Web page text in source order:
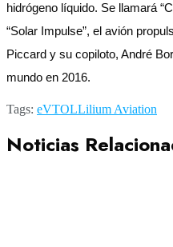
hidrógeno líquido. Se llamará
“Solar Impulse”, el avión
Piccard y su copiloto, André
mundo en 2016.
Tags: eVTOLLilium Aviation
Noticias